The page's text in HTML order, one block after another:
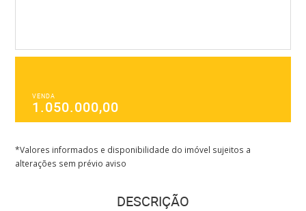
VENDA
1.050.000,00
*Valores informados e disponibilidade do imóvel sujeitos a
alterações sem prévio aviso
DESCRIÇÃO